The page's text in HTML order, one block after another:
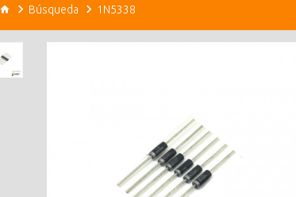
Búsqueda 1N5338